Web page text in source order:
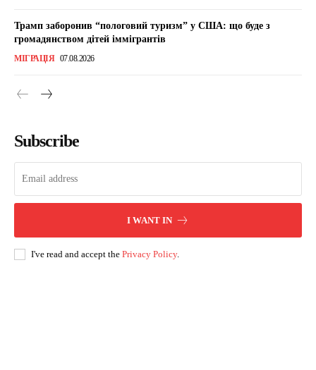
Трамп заборонив “пологовий туризм” у США: що буде з
громадянством дітей іммігрантів
МІГРАЦІЯ 07.08.2026
Subscribe
I WANT IN
I've read and accept the Privacy Policy.